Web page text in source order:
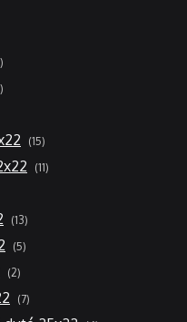
20
produktů
20
produktů
1515
produktů
1111
produktů
1313
produktů
55
produktů
22
produkty
77
produktů
6